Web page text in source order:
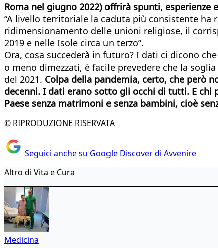
Roma nel giugno 2022) offrirà spunti,
“A livello territoriale la caduta più consistente
ridimensionamento delle unioni religiose, il
2019 e nelle Isole circa un terzo”.
Ora, cosa succederà in futuro? I dati ci dicono
o meno dimezzati, è facile prevedere che la
del 2021. Colpa della pandemia, certo, che però
decenni. I dati erano sotto gli occhi di tutti. E chi
Paese senza matrimoni e senza bambini, cioè
© RIPRODUZIONE RISERVATA
Seguici anche su Google Discover di Avvenire
Altro di Vita e Cura
Medicina